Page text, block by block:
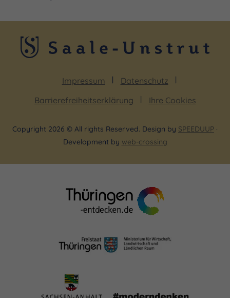
Impressum
Datenschutz
Barrierefreiheitserklärung
Ihre Cookies
Copyright 2026 © All rights Reserved. Design by SPEEDUUP ·
Development by web-crossing